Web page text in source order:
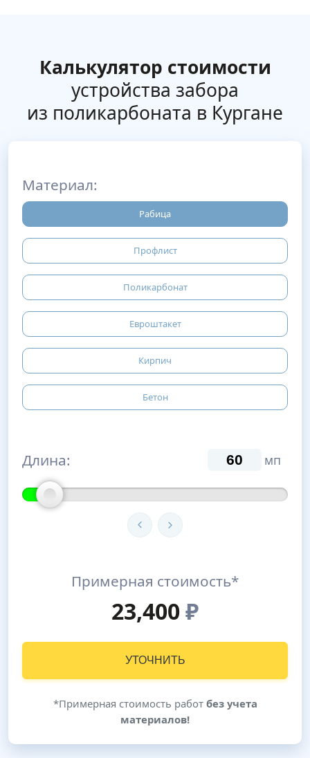
Калькулятор стоимости
устройства забора
из поликарбоната в Кургане
Материал:
Рабица
Профлист
Поликарбонат
Евроштакет
Кирпич
Бетон
Длина: мп
Примерная стоимость*
23,400₽
УТОЧНИТЬ
*Примерная стоимость работ без учета
материалов!